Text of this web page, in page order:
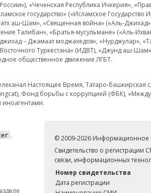
«Чеченская Республика Ичкерия»,
государство» («Исламское
аш-Шам», «Священная война» («Аль-Джихад»
Талибан», «Братья-мусульмане» («Аль-
– Джамаат моджахедов», «Нурджулар»,
Туркестана» (ИДВТ), «Джунд аш-
общественное движение ЛГБТ.
Настоящее Время, Татаро-
Фонд борьбы с коррупцией (ФБК),
.
© 2009-2026 Информационное
Свидетельство о
связи, информационных
Номер свидетельства
Дата регистрации